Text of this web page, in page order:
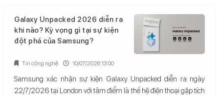
Galaxy Unpacked 2026 diễn ra
khi nào? Kỳ vọng gì tại sự kiện
đột phá của Samsung?
Samsung xác nhận sự kiện Galaxy Unpacked diễn ra ngày
22/7/2026 tại London với tâm điểm là thế hệ điện thoại gập tích
Tin công nghệ 10/07/2026 13:00